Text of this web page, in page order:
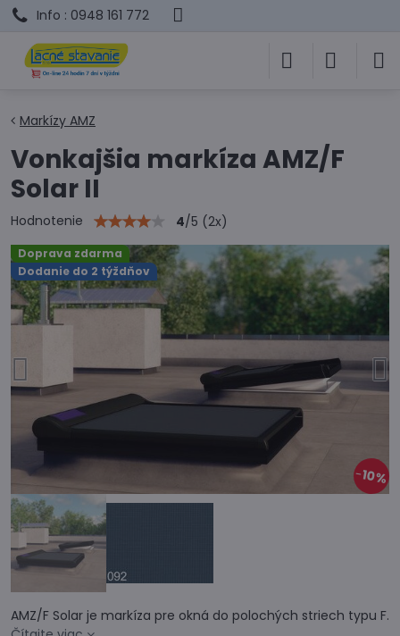
Info : 0948 161 772
Doprava zdarma
Dodanie do 2 týždňov
10%
Markízy AMZ
Vonkajšia markíza AMZ/F
Solar II
Hodnotenie 4/5 (2x)
AMZ/F Solar je markíza pre okná do polochých striech typu F.